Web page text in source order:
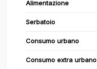
Alimentazione
Serbatoio
Consumo urbano
Consumo extra urbano